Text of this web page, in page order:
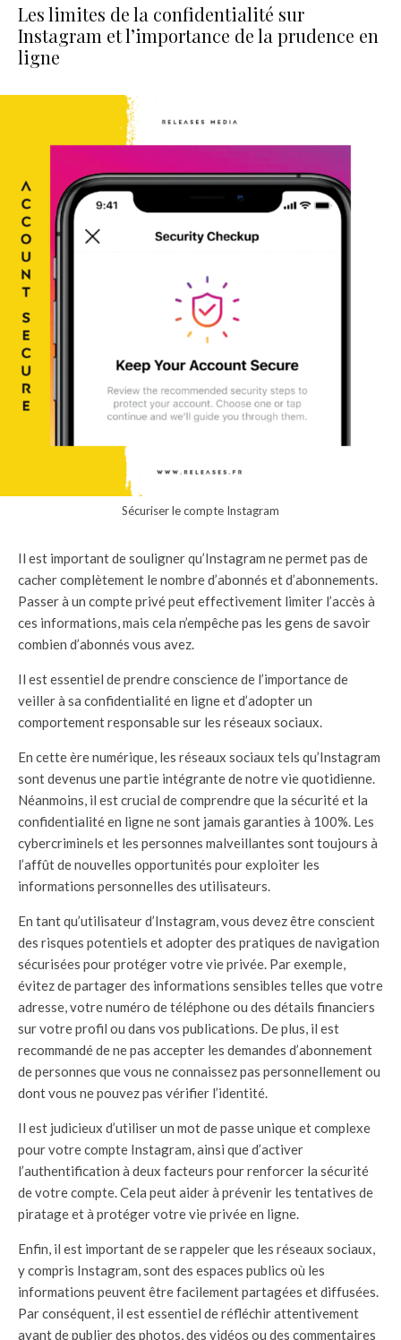
Les limites de la confidentialité sur
Instagram et l’importance de la prudence en
ligne
Sécuriser le compte Instagram
Il est important de souligner qu’Instagram ne permet pas de
cacher complètement le nombre d’abonnés et d’abonnements.
Passer à un compte privé peut effectivement limiter l’accès à
ces informations, mais cela n’empêche pas les gens de savoir
combien d’abonnés vous avez.
Il est essentiel de prendre conscience de l’importance de
veiller à sa confidentialité en ligne et d’adopter un
comportement responsable sur les réseaux sociaux.
En cette ère numérique, les réseaux sociaux tels qu’Instagram
sont devenus une partie intégrante de notre vie quotidienne.
Néanmoins, il est crucial de comprendre que la sécurité et la
confidentialité en ligne ne sont jamais garanties à 100%. Les
cybercriminels et les personnes malveillantes sont toujours à
l’affût de nouvelles opportunités pour exploiter les
informations personnelles des utilisateurs.
En tant qu’utilisateur d’Instagram, vous devez être conscient
des risques potentiels et adopter des pratiques de navigation
sécurisées pour protéger votre vie privée. Par exemple,
évitez de partager des informations sensibles telles que votre
adresse, votre numéro de téléphone ou des détails financiers
sur votre profil ou dans vos publications. De plus, il est
recommandé de ne pas accepter les demandes d’abonnement
de personnes que vous ne connaissez pas personnellement ou
dont vous ne pouvez pas vérifier l’identité.
Il est judicieux d’utiliser un mot de passe unique et complexe
pour votre compte Instagram, ainsi que d’activer
l’authentification à deux facteurs pour renforcer la sécurité
de votre compte. Cela peut aider à prévenir les tentatives de
piratage et à protéger votre vie privée en ligne.
Enfin, il est important de se rappeler que les réseaux sociaux,
y compris Instagram, sont des espaces publics où les
informations peuvent être facilement partagées et diffusées.
Par conséquent, il est essentiel de réfléchir attentivement
avant de publier des photos, des vidéos ou des commentaires